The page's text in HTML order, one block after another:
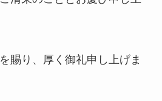
賜り、厚く御礼申し上げま